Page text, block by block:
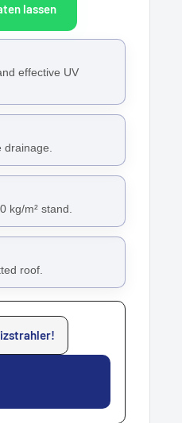
lassen
effective UV
kg/m² stand.
roof.